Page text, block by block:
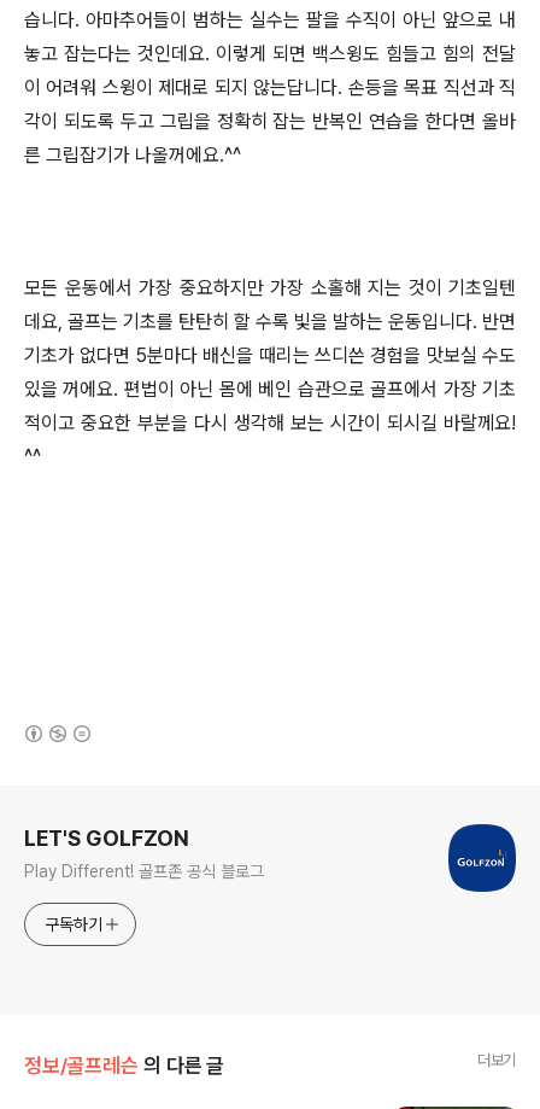
습니다. 아마추어들이 범하는 실수는 팔을 수직이 아닌 앞으로 내
놓고 잡는다는 것인데요. 이렇게 되면 백스윙도 힘들고 힘의 전달
이 어려워 스윙이 제대로 되지 않는답니다. 손등을 목표 직선과 직
각이 되도록 두고 그립을 정확히 잡는 반복인 연습을 한다면 올바
른 그립잡기가 나올꺼에요.^^
모든 운동에서 가장 중요하지만 가장 소홀해 지는 것이 기초일텐
데요, 골프는 기초를 탄탄히 할 수록 빛을 발하는 운동입니다. 반면
기초가 없다면 5분마다 배신을 때리는 쓰디쓴 경험을 맛보실 수도
있을 꺼에요. 편법이 아닌 몸에 베인 습관으로 골프에서 가장 기초
적이고 중요한 부분을 다시 생각해 보는 시간이 되시길 바랄께요!
^^
LET'S GOLFZON
Play Different! 골프존 공식 블로그
구독하기
정보/골프레슨 의 다른 글 더보기